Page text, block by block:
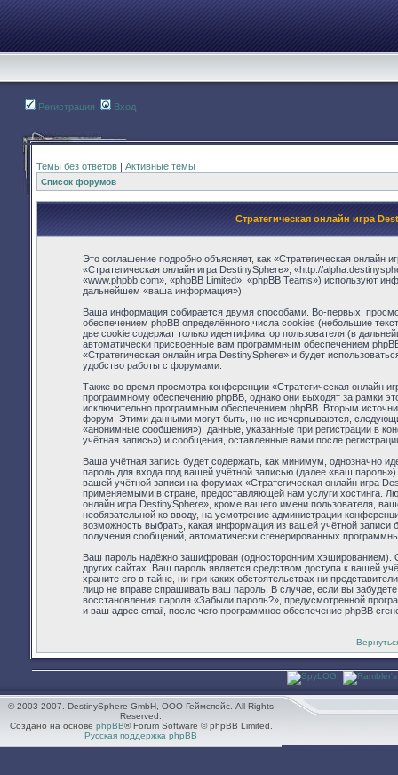
Регистрация Вход
Темы без ответов | Активные темы
Список форумов
Стратегическая онлайн игра
Это соглашение подробно объясняет, как «Стратегическая
«Стратегическая онлайн игра DestinySphere», «http://
«www.phpbb.com», «phpBB Limited», «phpBB Teams») используют
дальнейшем «ваша информация»).
Ваша информация собирается двумя способами. Во-первых,
обеспечением phpBB определённого числа cookies (небольшие
две cookie содержат только идентификатор пользователя (в
автоматически присвоенные вам программным обеспечением
«Стратегическая онлайн игра DestinySphere» и будет
удобство работы с форумами.
Также во время просмотра конференции «Стратегическая онлайн
программному обеспечению phpBB, однако они выходят за рамки
исключительно программным обеспечением phpBB. Вторым
форум. Этими данными могут быть, но не исчерпываются,
«анонимные сообщения»), данные, указанные при регистрации в
учётная запись») и сообщения, оставленные вами после
Ваша учётная запись будет содержать, как минимум, однозначно
пароль для входа под вашей учётной записью (далее «ваш
вашей учётной записи на форумах «Стратегическая онлайн игра
применяемыми в стране, предоставляющей нам услуги хостинга.
онлайн игра DestinySphere», кроме вашего имени пользователя,
необязательной ко вводу, на усмотрение администрации
возможность выбрать, какая информация из вашей учётной записи
получения сообщений, автоматически сгенерированных
Ваш пароль надёжно зашифрован (односторонним хэшированием).
других сайтах. Ваш пароль является средством доступа к вашей
храните его в тайне, ни при каких обстоятельствах ни
лицо не вправе спрашивать ваш пароль. В случае, если вы
восстановления пароля «Забыли пароль?», предусмотренной
и ваш адрес email, после чего программное обеспечение phpBB
© 2003-2007. DestinySphere GmbH, ООО Геймспейс. All Rights
Reserved.
Создано на основе phpBB® Forum Software © phpBB Limited.
Русская поддержка phpBB